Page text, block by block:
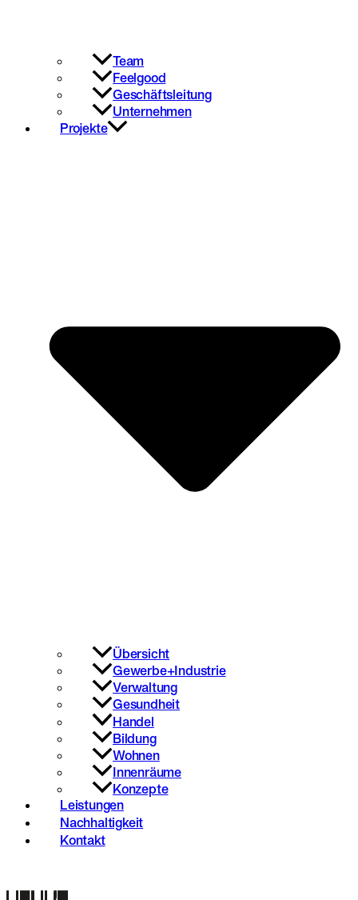
Team
Feelgood
Geschäftsleitung
Unternehmen
Projekte
Übersicht
Gewerbe+Industrie
Verwaltung
Gesundheit
Handel
Bildung
Wohnen
Innenräume
Konzepte
Leistungen
Nachhaltigkeit
Kontakt